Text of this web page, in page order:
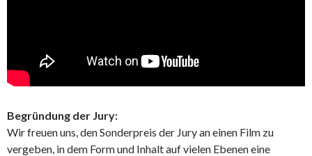
Begründung der Jury:
Wir freuen uns, den Sonderpreis der Jury an einen Film zu
vergeben, in dem Form und Inhalt auf vielen Ebenen eine